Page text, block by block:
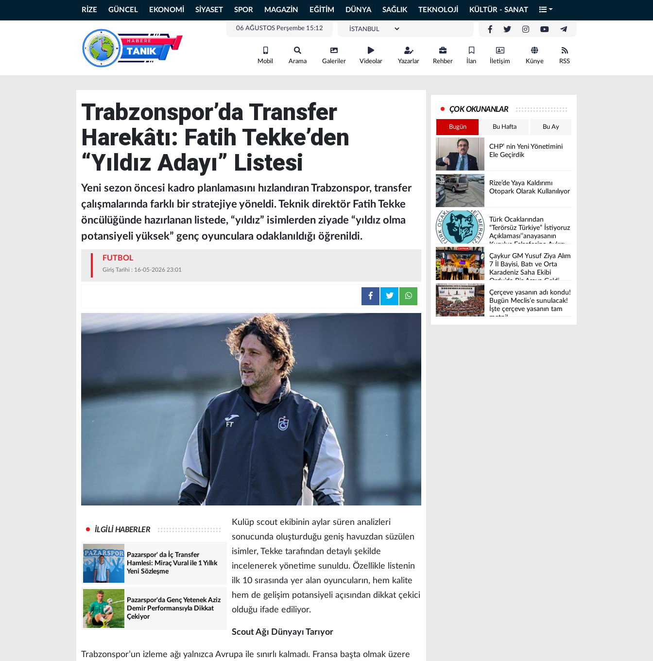
RİZE GÜNCEL EKONOMİ SİYASET SPOR MAGAZİN EĞİTİM DÜNYA SAĞLIK TEKNOLOJİ KÜLTÜR - SANAT
06 AĞUSTOS Perşembe 15:12
Mobil Arama Galeriler Videolar Yazarlar Rehber İlan İletişim Künye RSS
Trabzonspor’da Transfer
Harekâtı: Fatih Tekke’den
“Yıldız Adayı” Listesi
Yeni sezon öncesi kadro planlamasını hızlandıran Trabzonspor, transfer
çalışmalarında farklı bir stratejiye yöneldi. Teknik direktör Fatih Tekke
öncülüğünde hazırlanan listede, “yıldız” isimlerden ziyade “yıldız olma
potansiyeli yüksek” genç oyunculara odaklanıldığı öğrenildi.
FUTBOL
Giriş Tarihi : 16-05-2026 23:01
İLGİLİ HABERLER
Pazarspor' da İç Transfer
Hamlesi: Miraç Vural ile 1 Yıllık
Yeni Sözleşme
Pazarspor'da Genç Yetenek Aziz
Demir Performansıyla Dikkat
Çekiyor
Kulüp scout ekibinin aylar süren analizleri
sonucunda oluşturduğu geniş havuzdan süzülen
isimler, Tekke tarafından detaylı şekilde
incelenerek yönetime sunuldu. Özellikle listenin
ilk 10 sırasında yer alan oyuncuların, hem kalite
hem de gelişim potansiyeli açısından dikkat çekici
olduğu ifade ediliyor.
Scout Ağı Dünyayı Tarıyor
Trabzonspor’un izleme ağı yalnızca Avrupa ile sınırlı kalmadı. Fransa başta olmak üzere
ÇOK OKUNANLAR
Bugün Bu Hafta Bu Ay
CHP’ nin Yeni Yönetimini
Ele Geçirdik
Rize’de Yaya Kaldırımı
Otopark Olarak Kullanılıyor
Türk Ocaklarından
“Terörsüz Türkiye” İstiyoruz
Açıklaması’’anayasanın
Kuruluş Felsefesine Aykırı
Düzenleme İstemiyoruz’’
Çaykur GM Yusuf Ziya Alım
7 İl Bayisi, Batı ve Orta
Karadeniz Saha Ekibi
Ordu’da Bir Araya Geldi
Çerçeve yasanın adı kondu!
Bugün Meclis’e sunulacak!
İşte çerçeve yasanın tam
metni!